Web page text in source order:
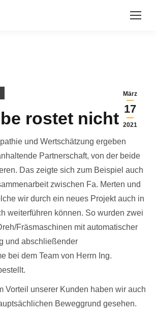
März
17
2021
rostet nicht
und Wertschätzung ergeben
Partnerschaft, von der beide
Das zeigte sich zum Beispiel auch
zwischen Fa. Merten und
wir durch ein neues Projekt auch in
weiterführen können. So wurden zwei
Fräsmaschinen mit automatischer
und abschließender
bei dem Team von Herrn Ing.
Vorteil unserer Kunden haben wir auch
Beweggrund gesehen.